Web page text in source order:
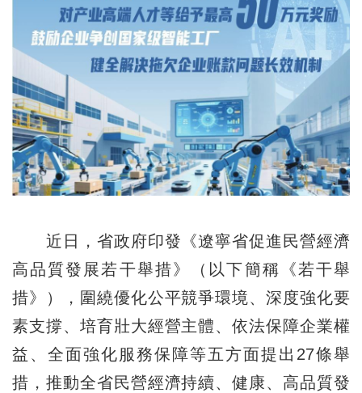
近日，省政府印發《遼寧省促進民營經濟
高品質發展若干舉措》（以下簡稱《若干舉
措》），圍繞優化公平競爭環境、深度強化要
素支撐、培育壯大經營主體、依法保障企業權
益、全面強化服務保障等五方面提出27條舉
措，推動全省民營經濟持續、健康、高品質發